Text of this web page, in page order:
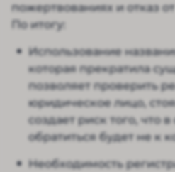
пожертвованиях и отказ
По итогу:
Использование
которая прекратила
позволяет проверить
юридическое лицо,
создает риск того, что
обратиться будет не к
Необходимость